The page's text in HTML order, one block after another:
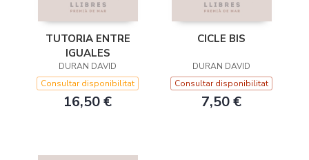
TUTORIA ENTRE
IGUALES
DURAN DAVID
Consultar disponibilitat
16,50 €
CICLE BIS
DURAN DAVID
Consultar disponibilitat
7,50 €